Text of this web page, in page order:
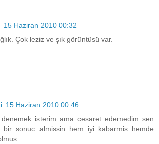
15 Haziran 2010 00:32
Çok leziz ve şık görüntüsü var.
15 Haziran 2010 00:46
isterim ama cesaret edemedim sen
bir sonuc almissin hem iyi kabarmis hemde